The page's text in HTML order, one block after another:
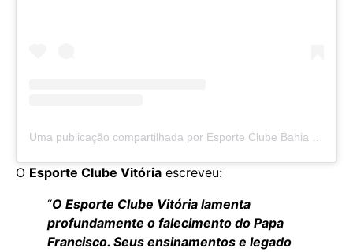
O Esporte Clube Vitória escreveu:
“O Esporte Clube Vitória lamenta
profundamente o falecimento do Papa
Francisco. Seus ensinamentos e legado